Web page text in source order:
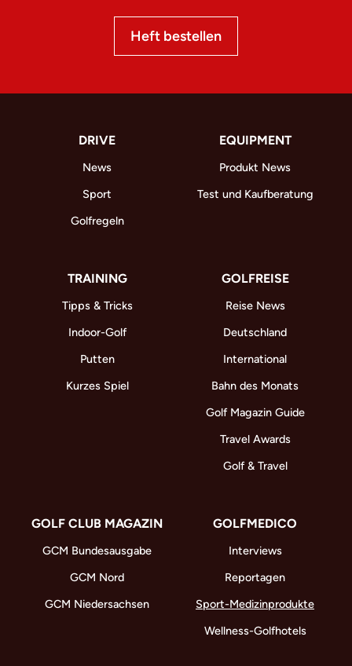
Heft bestellen
DRIVE
News
Sport
Golfregeln
EQUIPMENT
Produkt News
Test und Kaufberatung
TRAINING
Tipps & Tricks
Indoor-Golf
Putten
Kurzes Spiel
GOLFREISE
Reise News
Deutschland
International
Bahn des Monats
Golf Magazin Guide
Travel Awards
Golf & Travel
GOLF CLUB MAGAZIN
GCM Bundesausgabe
GCM Nord
GCM Niedersachsen
GOLFMEDICO
Interviews
Reportagen
Sport-Medizinprodukte
Wellness-Golfhotels